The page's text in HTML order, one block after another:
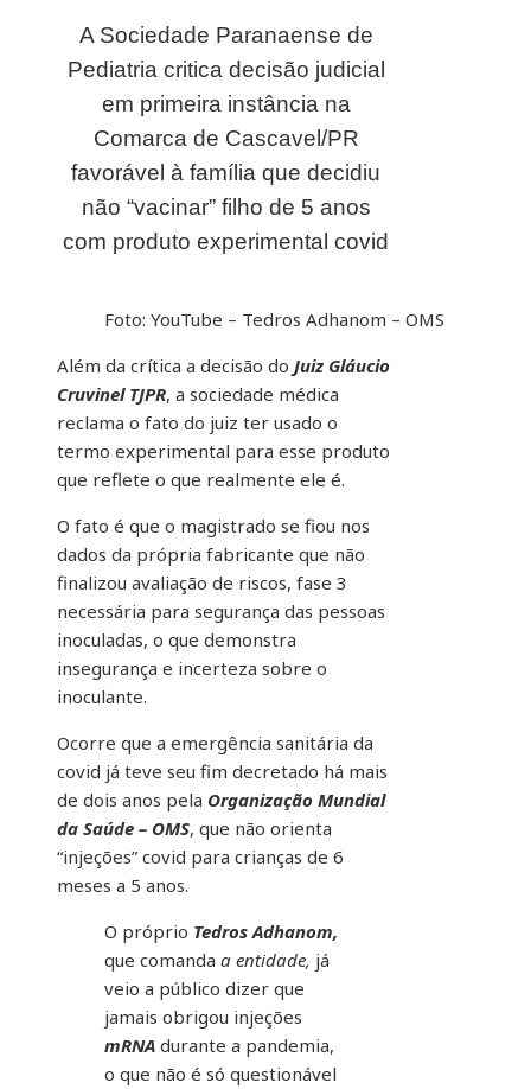
A Sociedade Paranaense de
Pediatria critica decisão judicial
em primeira instância na
Comarca de Cascavel/PR
favorável à família que decidiu
não “vacinar” filho de 5 anos
com produto experimental covid
Foto: YouTube – Tedros Adhanom – OMS
Além da crítica a decisão do Juiz Gláucio
Cruvinel TJPR, a sociedade médica
reclama o fato do juiz ter usado o
termo experimental para esse produto
que reflete o que realmente ele é.
O fato é que o magistrado se fiou nos
dados da própria fabricante que não
finalizou avaliação de riscos, fase 3
necessária para segurança das pessoas
inoculadas, o que demonstra
insegurança e incerteza sobre o
inoculante.
Ocorre que a emergência sanitária da
covid já teve seu fim decretado há mais
de dois anos pela Organização Mundial
da Saúde – OMS, que não orienta
“injeções” covid para crianças de 6
meses a 5 anos.
O próprio Tedros Adhanom,
que comanda a entidade, já
veio a público dizer que
jamais obrigou injeções
mRNA durante a pandemia,
o que não é só questionável